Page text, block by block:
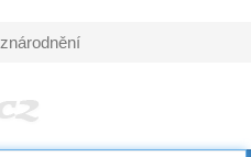
znárodnění